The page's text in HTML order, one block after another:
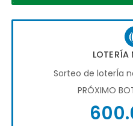
Sorteo de loterÍa
PRÓXIMO